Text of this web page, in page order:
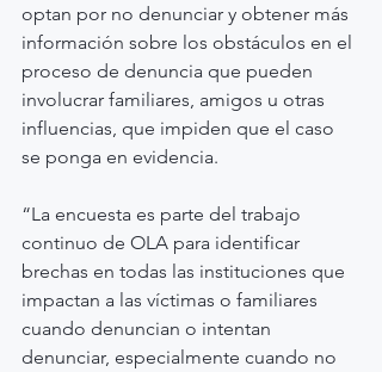
optan por no denunciar y obtener más
información sobre los obstáculos en el
proceso de denuncia que pueden
involucrar familiares, amigos u otras
influencias, que impiden que el caso
se ponga en evidencia.
“La encuesta es parte del trabajo
continuo de OLA para identificar
brechas en todas las instituciones que
impactan a las víctimas o familiares
cuando denuncian o intentan
denunciar, especialmente cuando no